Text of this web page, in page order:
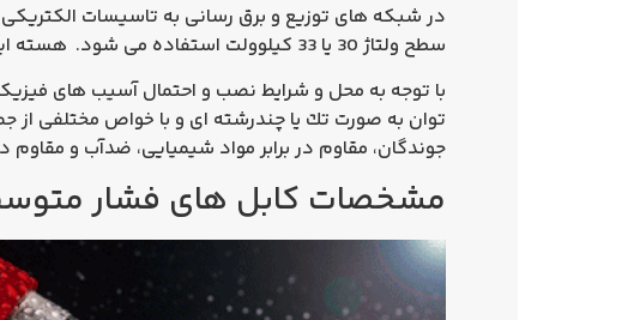
در شبکه های توزیع و برق رسانی به تاسیسات الکتریکی
سطح ولتاژ 30 یا 33 کیلوولت استفاده می شود. هسته این کابل ها در خطوط پیشرفته CCV (Catenary Continuous Vulcanization) تولید می گردد.
با توجه به محل و شرایط نصب و احتمال آسیب های
توان به صورت تك یا چندرشته ای و با خواص مختلفی از
جوندگان، مقاوم در برابر مواد شیمیایی، ضدآب و مقاوم
مشخصات کابل های فشار